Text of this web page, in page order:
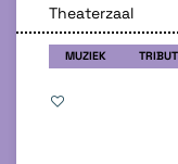
Theaterzaal
MUZIEK